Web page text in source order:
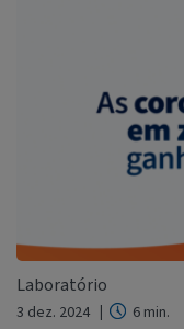
Laboratório
3 dez. 2024 6 min.